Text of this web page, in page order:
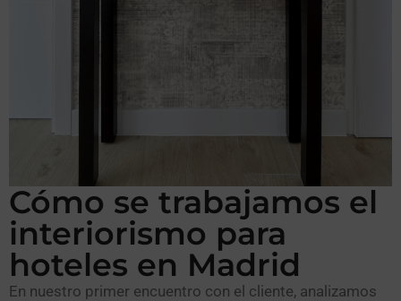
Cómo se trabajamos el
interiorismo para
hoteles en Madrid
En nuestro primer encuentro con el cliente, analizamos